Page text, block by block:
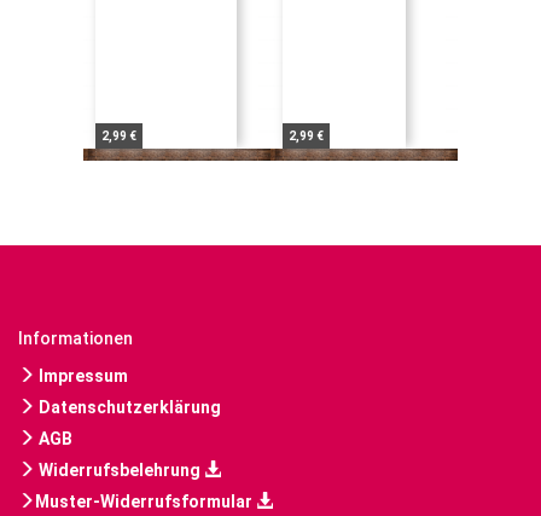
2,99 € 2,99 €
Informationen
Impressum
Datenschutzerklärung
AGB
Widerrufsbelehrung
Muster-Widerrufsformular